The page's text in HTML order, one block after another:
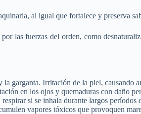
al igual que fortalece y preserva
las fuerzas del orden, como
garganta. Irritación de la piel, causando
en los ojos y quemaduras con daño
si se inhala durante largos períodos
vapores tóxicos que provoquen